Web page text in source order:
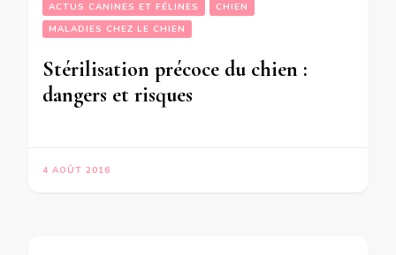
ACTUS CANINES ET FÉLINES
CHIEN
MALADIES CHEZ LE CHIEN
Stérilisation précoce du chien :
dangers et risques
4 AOÛT 2016